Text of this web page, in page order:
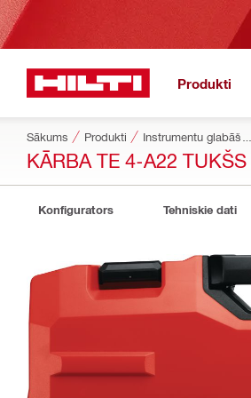
Produkti
Sākums Produkti
KĀRBA TE 4-A22 TUKŠS
Konfigurators Tehniskie dati